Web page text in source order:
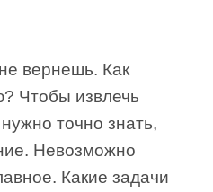
вернешь. Как
Чтобы извлечь
точно знать,
Невозможно
Какие задачи